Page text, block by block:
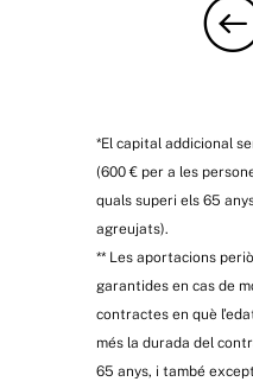
*El capital addicional
(600 € per a les
quals superi els 65
agreujats).
** Les aportacions
garantides en cas de
contractes en què
més la durada del
65 anys, i també